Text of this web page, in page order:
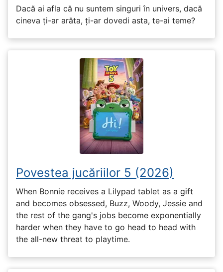
Dacă ai afla că nu suntem singuri în univers, dacă
cineva ți-ar arăta, ți-ar dovedi asta, te-ai teme?
Povestea jucăriilor 5 (2026)
When Bonnie receives a Lilypad tablet as a gift
and becomes obsessed, Buzz, Woody, Jessie and
the rest of the gang's jobs become exponentially
harder when they have to go head to head with
the all-new threat to playtime.